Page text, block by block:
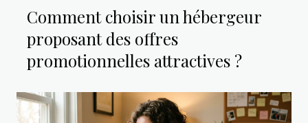
Comment choisir un hébergeur
proposant des offres
promotionnelles attractives ?